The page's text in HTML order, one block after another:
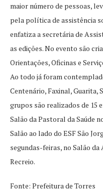
maior número de pessoas,
pela política de assistência
enfatiza a secretária de
as edições. No evento são
Orientações, Oficinas e
Ao todo já foram
Centenário, Faxinal, Guarita,
grupos são realizados de 15
Salão da Pastoral da Saúde
Salão ao lado do ESF São
segundas-feiras, no Salão
Recreio.
Fonte: Prefeitura de Torres